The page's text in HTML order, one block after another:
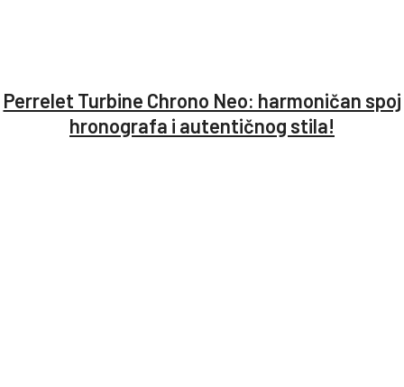
Perrelet Turbine Chrono Neo: harmoničan spoj
hronografa i autentičnog stila!